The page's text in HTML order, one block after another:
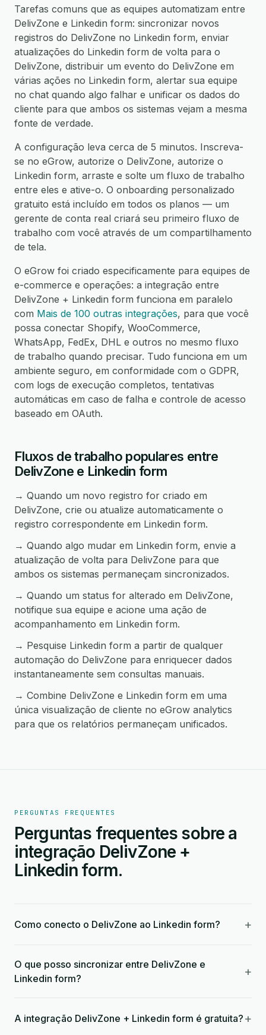
Tarefas comuns que as equipes automatizam entre
DelivZone e Linkedin form: sincronizar novos
registros do DelivZone no Linkedin form, enviar
atualizações do Linkedin form de volta para o
DelivZone, distribuir um evento do DelivZone em
várias ações no Linkedin form, alertar sua equipe
no chat quando algo falhar e unificar os dados do
cliente para que ambos os sistemas vejam a mesma
fonte de verdade.
A configuração leva cerca de 5 minutos. Inscreva-
se no eGrow, autorize o DelivZone, autorize o
Linkedin form, arraste e solte um fluxo de trabalho
entre eles e ative-o. O onboarding personalizado
gratuito está incluído em todos os planos — um
gerente de conta real criará seu primeiro fluxo de
trabalho com você através de um compartilhamento
de tela.
O eGrow foi criado especificamente para equipes de
e-commerce e operações: a integração entre
DelivZone + Linkedin form funciona em paralelo
com Mais de 100 outras integrações, para que você
possa conectar Shopify, WooCommerce,
WhatsApp, FedEx, DHL e outros no mesmo fluxo
de trabalho quando precisar. Tudo funciona em um
ambiente seguro, em conformidade com o GDPR,
com logs de execução completos, tentativas
automáticas em caso de falha e controle de acesso
baseado em OAuth.
Fluxos de trabalho populares entre
DelivZone e Linkedin form
→ Quando um novo registro for criado em
DelivZone, crie ou atualize automaticamente o
registro correspondente em Linkedin form.
→ Quando algo mudar em Linkedin form, envie a
atualização de volta para DelivZone para que
ambos os sistemas permaneçam sincronizados.
→ Quando um status for alterado em DelivZone,
notifique sua equipe e acione uma ação de
acompanhamento em Linkedin form.
→ Pesquise Linkedin form a partir de qualquer
automação do DelivZone para enriquecer dados
instantaneamente sem consultas manuais.
→ Combine DelivZone e Linkedin form em uma
única visualização de cliente no eGrow analytics
para que os relatórios permaneçam unificados.
PERGUNTAS FREQUENTES
Perguntas frequentes sobre a
integração DelivZone +
Linkedin form.
Como conecto o DelivZone ao Linkedin form? +
O que posso sincronizar entre DelivZone e
Linkedin form?
+
A integração DelivZone + Linkedin form é gratuita? +